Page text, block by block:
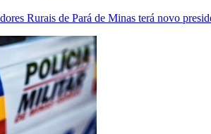
Rurais de Pará de Minas terá novo